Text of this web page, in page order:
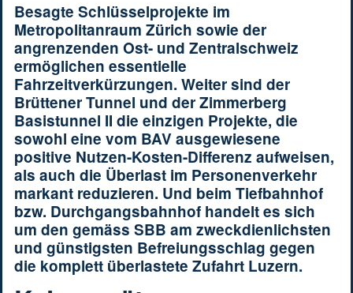
Besagte Schlüsselprojekte im
Metropolitanraum Zürich sowie der
angrenzenden Ost- und Zentralschweiz
ermöglichen essentielle
Fahrzeitverkürzungen. Weiter sind der
Brüttener Tunnel und der Zimmerberg
Basistunnel II die einzigen Projekte, die
sowohl eine vom BAV ausgewiesene
positive Nutzen-Kosten-Differenz aufweisen,
als auch die Überlast im Personenverkehr
markant reduzieren. Und beim Tiefbahnhof
bzw. Durchgangsbahnhof handelt es sich
um den gemäss SBB am zweckdienlichsten
und günstigsten Befreiungsschlag gegen
die komplett überlastete Zufahrt Luzern.